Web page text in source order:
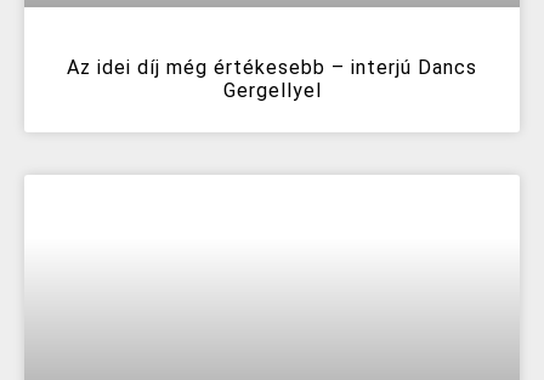
Az idei díj még értékesebb – interjú Dancs
Gergellyel